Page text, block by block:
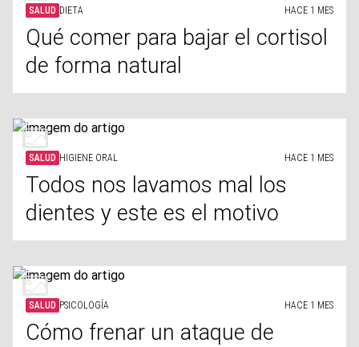
SALUD DIETA HACE 1 MES
Qué comer para bajar el cortisol
de forma natural
SALUD HIGIENE ORAL HACE 1 MES
Todos nos lavamos mal los
dientes y este es el motivo
SALUD PSICOLOGÍA HACE 1 MES
Cómo frenar un ataque de